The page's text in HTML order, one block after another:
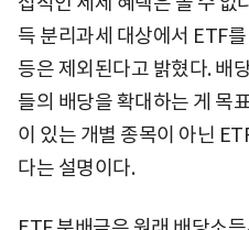
득 분리과세 대상에서 ETF
등은 제외된다고 밝혔다. 배
들의 배당을 확대하는 게 목
이 있는 개별 종목이 아닌
다는 설명이다.